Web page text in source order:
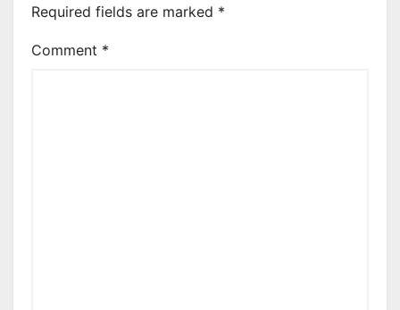
Required fields are marked *
Comment *